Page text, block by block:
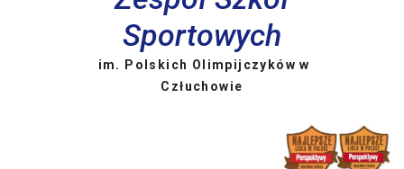
Sportowych
im. Polskich Olimpijczyków w
Człuchowie